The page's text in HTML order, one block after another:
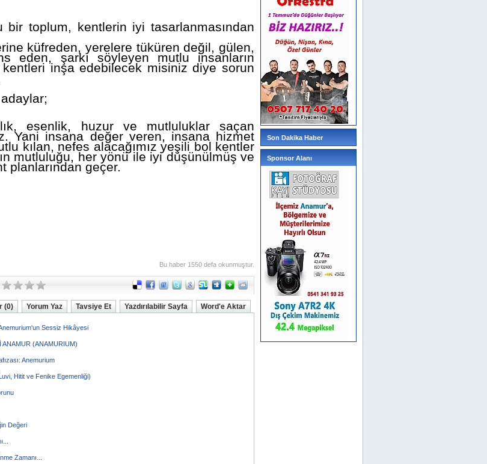
bir toplum, kentlerin iyi tasarlanmasından
küfreden, yerelere tüküren değil, gülen,
eden, şarkı söyleyen mutlu insanların
kentleri inşa edebilecek misiniz diye sorun
esenlik, huzur ve mutluluklar saçan
Yani insana değer veren, insana hizmet
kılan, nefes alacağımız yeşili bol kentler
mutluluğu, her yönü ile iyi düşünülmüş ve
planlarından geçer.
Bu haber 1550 defa okunmuştur.
(0) Yorum Yaz Tavsiye Et Yazdırılabilir Sayfa Word'e Aktar
Sessiz Hikâyesi
ANAMUR (ANAMURIUM)
Anemurium
Hitit ve Fenike Egemenliği)
Değeri
Zamanı...
Son Dakika Haber
Sponsor Alanı